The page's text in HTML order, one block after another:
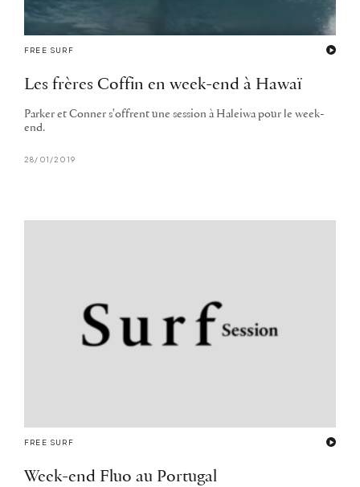
FREE SURF
Les frères Coffin en week-end à Hawaï
Parker et Conner s'offrent une session à Haleiwa pour le week-
end.
28/01/2019
FREE SURF
Week-end Fluo au Portugal